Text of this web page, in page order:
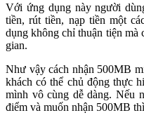
Với ứng dụng này người
tiền, rút tiền, nạp tiền một
dụng không chỉ thuận tiện mà
gian.
Như vậy cách nhận 500MB
khách có thể chủ động thực
mình vô cùng dễ dàng. Nếu
điểm và muốn nhận 500MB